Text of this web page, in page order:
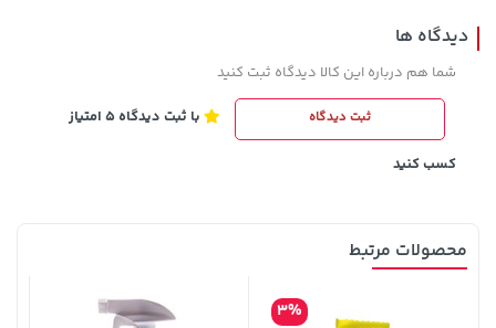
119,900 تومان خرید
دیدگاه ها
شما هم درباره این کالا دیدگاه ثبت کنید
ثبت دیدگاه با ثبت دیدگاه 5 امتیاز
کسب کنید
محصولات مرتبط
3%